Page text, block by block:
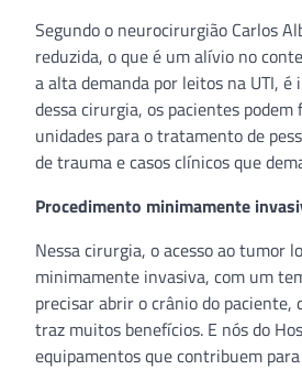
Segundo o neurocirurgião Carlos
reduzida, o que é um alívio no
a alta demanda por leitos na UTI,
dessa cirurgia, os pacientes
unidades para o tratamento de
de trauma e casos clínicos que
Procedimento minimamente
Nessa cirurgia, o acesso ao tumor
minimamente invasiva, com um
precisar abrir o crânio do
traz muitos benefícios. E nós do
equipamentos que contribuem